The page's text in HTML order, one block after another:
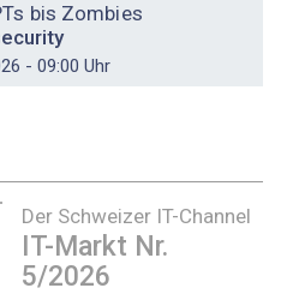
bis Zombies
- 09:00 Uhr
Der Schweizer IT-Channel
IT-Markt Nr.
5/2026